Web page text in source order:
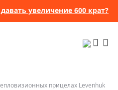
увеличение 600 крат?
прицелах Levenhuk